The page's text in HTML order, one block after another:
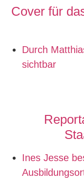
Cover für
Durch
sichtbar
Ines Jesse